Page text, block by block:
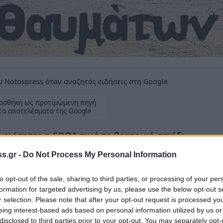
- Do Not Process My Personal Information
opt-out of the sale, sharing to third parties, or processing of your
for targeted advertising by us, please use the below opt-out
selection. Please note that after your opt-out request is processed
interest-based ads based on personal information utilized by us
to third parties prior to your opt-out. You may separately
όταν αναζητάς ειδήσεις στη Google
ως προτιμώμενη πηγή
αποτελέσματα της Google
η ΕΘΟΛ τιμά το θεατρικό σανίδι
Λακωνίας(ΕΘΟΛ) απέσπασε δύο βραβεία
Ερασιτεχνικών Θιάσων του Δήμου